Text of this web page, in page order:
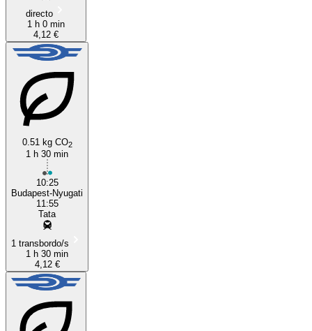
directo
1 h 0 min
4,12 €
0.51 kg CO2
1 h 30 min
10:25
Budapest-Nyugati
11:55
Tata
1 transbordo/s
1 h 30 min
4,12 €